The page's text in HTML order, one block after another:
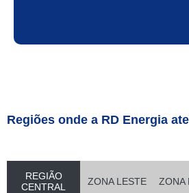
Regiões onde a RD Energia
REGIÃO
CENTRAL
ZONA LESTE ZONA